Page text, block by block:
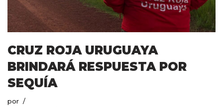
CRUZ ROJA URUGUAYA
BRINDARÁ RESPUESTA POR
SEQUÍA
por